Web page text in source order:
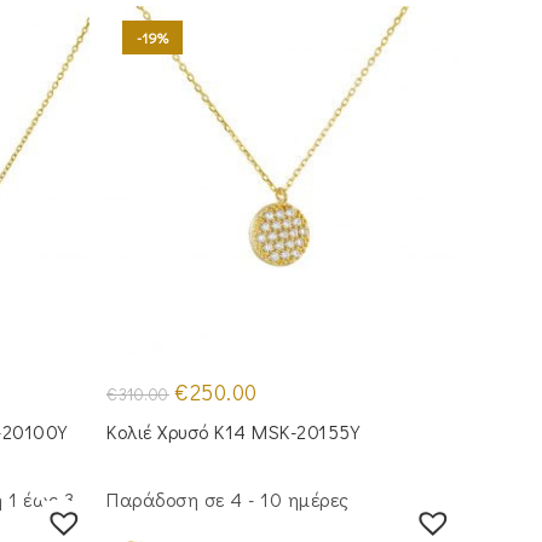
-19%
€310.00 Original
price
was:
€310.00.
€250.00
τιμή
είναι:
Κολιέ Χρυσό Κ14 MSK-20155Y
έως 3
Παράδοση σε 4 - 10 ημέρες